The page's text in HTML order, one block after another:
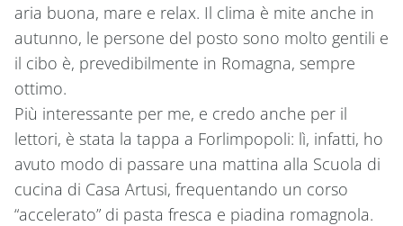
aria buona, mare e relax. Il clima è mite anche in
autunno, le persone del posto sono molto gentili e
il cibo è, prevedibilmente in Romagna, sempre
ottimo.
Più interessante per me, e credo anche per il
lettori, è stata la tappa a Forlimpopoli: lì, infatti, ho
avuto modo di passare una mattina alla Scuola di
cucina di Casa Artusi, frequentando un corso
“accelerato” di pasta fresca e piadina romagnola.